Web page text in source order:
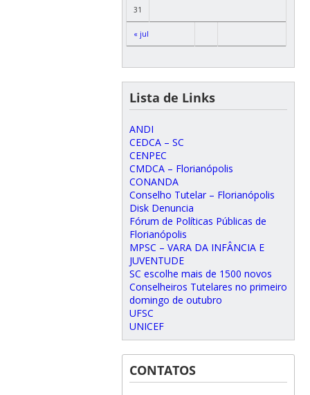
« jul
31
Lista de Links
ANDI
CEDCA – SC
CENPEC
CMDCA – Florianópolis
CONANDA
Conselho Tutelar – Florianópolis
Disk Denuncia
Fórum de Políticas Públicas de
Florianópolis
MPSC – VARA DA INFÂNCIA E
JUVENTUDE
SC escolhe mais de 1500 novos
Conselheiros Tutelares no primeiro
domingo de outubro
UFSC
UNICEF
CONTATOS